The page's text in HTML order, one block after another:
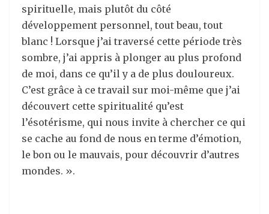
spirituelle, mais plutôt du côté
développement personnel, tout beau, tout
blanc ! Lorsque j’ai traversé cette période très
sombre, j’ai appris à plonger au plus profond
de moi, dans ce qu’il y a de plus douloureux.
C’est grâce à ce travail sur moi-même que j’ai
découvert cette spiritualité qu’est
l’ésotérisme, qui nous invite à chercher ce qui
se cache au fond de nous en terme d’émotion,
le bon ou le mauvais, pour découvrir d’autres
mondes. ».